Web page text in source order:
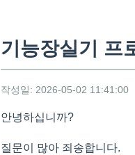
기능장실기 프
작성일: 2026-05-02 11:41:00
안녕하십니까?
질문이 많아 죄송합니다.